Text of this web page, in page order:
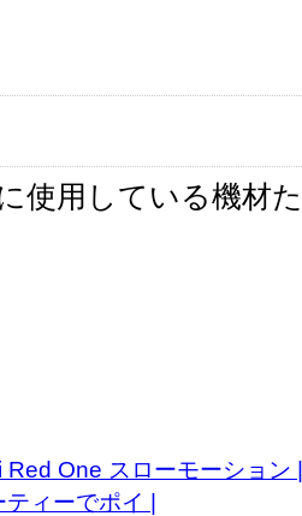
使用している機材
Red One スローモーション |
ィーでポイ |